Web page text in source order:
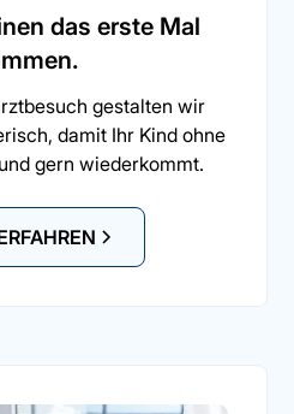
das erste Mal
gestalten wir
damit Ihr Kind ohne
gern wiederkommt.